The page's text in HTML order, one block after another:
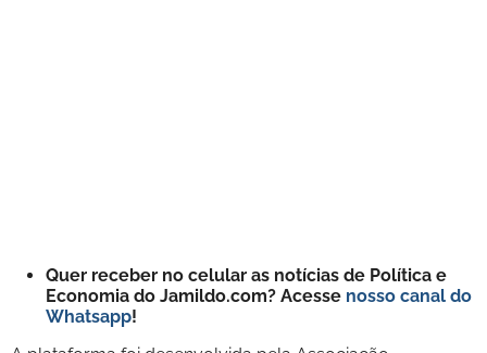
Quer receber no celular as notícias de Política e
Economia do Jamildo.com? Acesse nosso canal do
Whatsapp!